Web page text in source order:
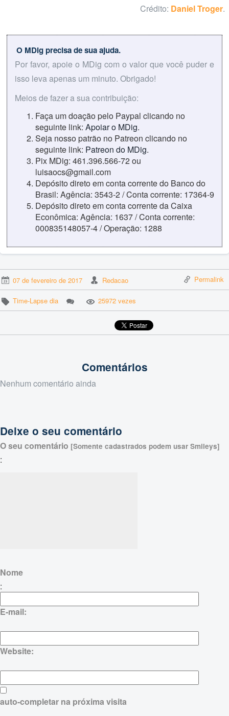
Crédito: Daniel Troger.
O MDig precisa de sua ajuda.
Por favor, apoie o MDig com o valor que você puder e
isso leva apenas um minuto. Obrigado!
Meios de fazer a sua contribuição:
Faça um doação pelo Paypal clicando no
seguinte link: Apoiar o MDig.
Seja nosso patrão no Patreon clicando no
seguinte link: Patreon do MDig.
Pix MDig: 461.396.566-72 ou
luisaocs@gmail.com
Depósito direto em conta corrente do Banco do
Brasil: Agência: 3543-2 / Conta corrente: 17364-9
Depósito direto em conta corrente da Caixa
Econômica: Agência: 1637 / Conta corrente:
000835148057-4 / Operação: 1288
07 de fevereiro de 2017 Redacao Permalink
Time-Lapse dia 25972 vezes
Comentários
Nenhum comentário ainda
Deixe o seu comentário
O seu comentário [Somente cadastrados podem usar Smileys]
:
Nome
:
E-mail:
Website:
auto-completar na próxima visita